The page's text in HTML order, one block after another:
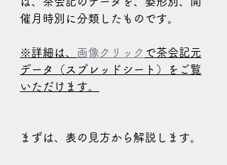
催月時別に分類したものです。
※詳細は、 画像クリック で茶会記元
データ（スプレッドシート）をご覧
いただけます。
まずは、表の見方から解説します。